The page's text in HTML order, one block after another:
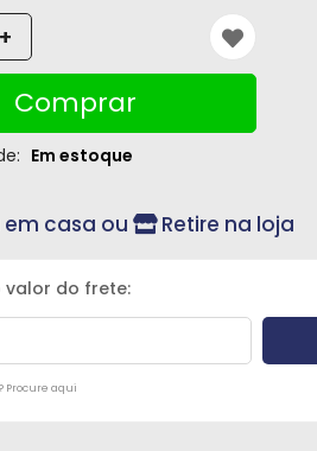
+
Comprar
Em estoque
em casa ou Retire na loja
Procure aqui